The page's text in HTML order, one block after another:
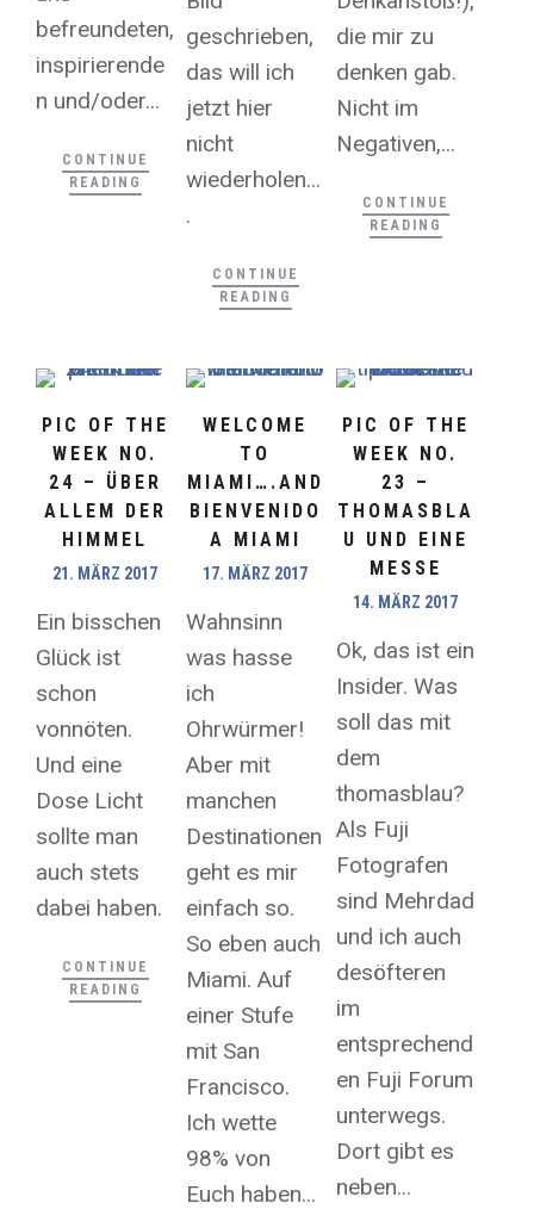
befreundeten,
inspirierende
n und/oder...
CONTINUE
READING
geschrieben,
das will ich
jetzt hier
nicht
wiederholen...
.
CONTINUE
READING
die mir zu
denken gab.
Nicht im
Negativen,...
CONTINUE
READING
PIC OF THE
WEEK NO.
24 – ÜBER
ALLEM DER
HIMMEL
21. MÄRZ 2017
Ein bisschen
Glück ist
schon
vonnöten.
Und eine
Dose Licht
sollte man
auch stets
dabei haben.
CONTINUE
READING
WELCOME
TO
MIAMI….AND
BIENVENIDO
A MIAMI
17. MÄRZ 2017
Wahnsinn
was hasse
ich
Ohrwürmer!
Aber mit
manchen
Destinationen
geht es mir
einfach so.
So eben auch
Miami. Auf
einer Stufe
mit San
Francisco.
Ich wette
98% von
Euch haben...
PIC OF THE
WEEK NO.
23 –
THOMASBLA
U UND EINE
MESSE
14. MÄRZ 2017
Ok, das ist ein
Insider. Was
soll das mit
dem
thomasblau?
Als Fuji
Fotografen
sind Mehrdad
und ich auch
desöfteren
im
entsprechend
en Fuji Forum
unterwegs.
Dort gibt es
neben...